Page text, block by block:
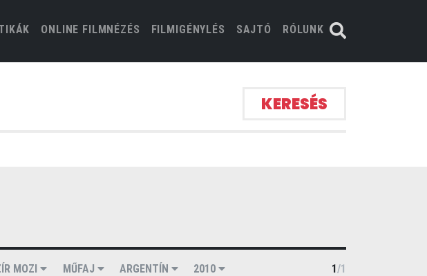
ONLINE FILMNÉZÉS FILMIGÉNYLÉS SAJTÓ RÓLUNK
KERESÉS
MOZI MŰFAJ ARGENTÍN 2010 1/1